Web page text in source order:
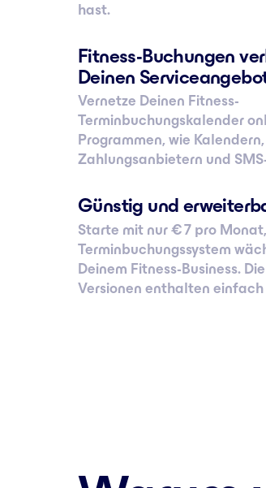
hast.
Fitness-Buchungen
Deinen
Vernetze Deinen Fitness-
Terminbuchungskalender
Programmen, wie Kalendern,
Zahlungsanbietern und
Günstig und
Starte mit nur € 7 pro
Terminbuchungssystem
Deinem Fitness-Business.
Versionen enthalten